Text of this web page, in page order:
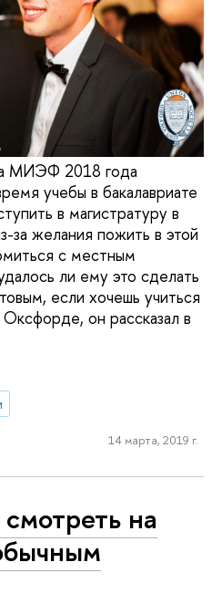
МИЭФ 2018 года
учебы в бакалавриате
в магистратуру в
за желания пожить в этой
с местным
ли ему это сделать
если хочешь учиться
он рассказал в
14 марта, 2019 г.
на